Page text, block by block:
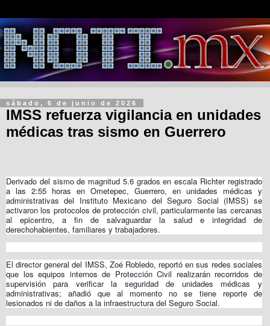
sábado, 6 de junio de 2026
IMSS refuerza vigilancia en unidades
médicas tras sismo en Guerrero
Derivado del sismo de magnitud 5.6 grados en escala Richter registrado
a las 2:55 horas en Ometepec, Guerrero, en unidades médicas y
administrativas del Instituto Mexicano del Seguro Social (IMSS) se
activaron los protocolos de protección civil, particularmente las cercanas
al epicentro, a fin de salvaguardar la salud e integridad de
derechohabientes, familiares y trabajadores.
El director general del IMSS, Zoé Robledo, reportó en sus redes sociales
que los equipos internos de Protección Civil realizarán recorridos de
supervisión para verificar la seguridad de unidades médicas y
administrativas; añadió que al momento no se tiene reporte de
lesionados ni de daños a la infraestructura del Seguro Social.